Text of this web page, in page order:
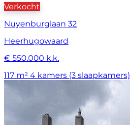
Verkocht
Nuyenburglaan 32
Heerhugowaard
€ 550.000 k.k.
117 m² 4 kamers (3 slaapkamers)